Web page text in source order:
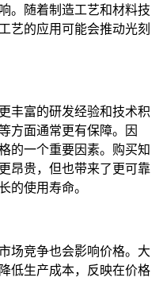
。随着制造工艺和材料技
艺的应用可能会推动光刻
丰富的研发经验和技术积
方面通常更有保障。因
的一个重要因素。购买知
昂贵，但也带来了更可靠
的使用寿命。
场竞争也会影响价格。大
低生产成本，反映在价格